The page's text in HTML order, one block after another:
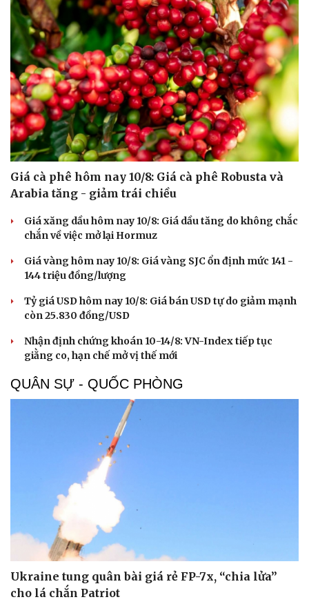
Sức khỏe
Dinh dưỡng - món ngon
Cây thuốc
Sản phụ khoa
Nhi khoa
Nam khoa
Làm đẹp - giảm cân
Phòng mạch online
Ăn sạch sống khỏe
Đời sống
Nhà đẹp
Blog
Tình yêu - Gia đình
Giá cà phê hôm nay 10/8: Giá cà phê Robusta và
Arabia tăng - giảm trái chiều
Giá xăng dầu hôm nay 10/8: Giá dầu tăng do không chắc
chắn về việc mở lại Hormuz
Giá vàng hôm nay 10/8: Giá vàng SJC ổn định mức 141 -
144 triệu đồng/lượng
Tỷ giá USD hôm nay 10/8: Giá bán USD tự do giảm mạnh
còn 25.830 đồng/USD
Nhận định chứng khoán 10-14/8: VN-Index tiếp tục
giằng co, hạn chế mở vị thế mới
QUÂN SỰ - QUỐC PHÒNG
Ukraine tung quân bài giá rẻ FP-7x, “chia lửa”
cho lá chắn Patriot